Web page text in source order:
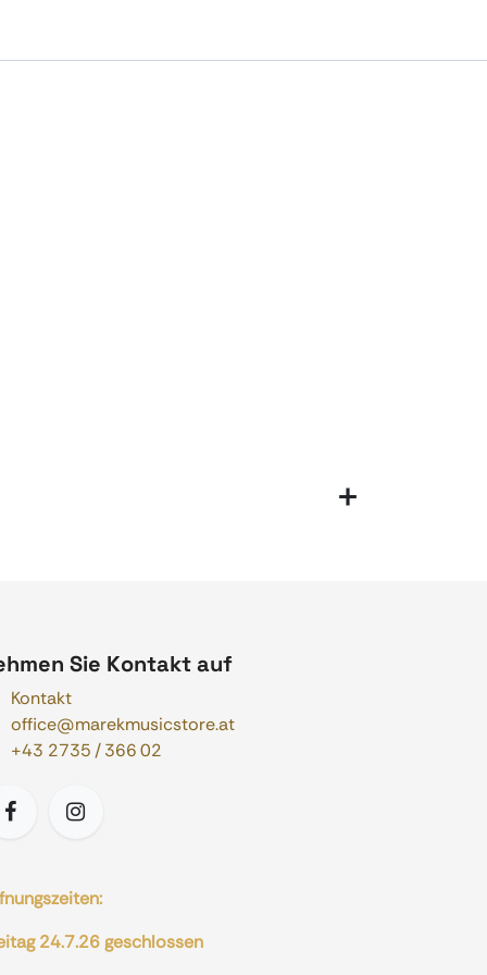
Sie Kontakt auf
Kontakt
office@marekmusicstore.at
+43 2735 / 366 02
24.7.26 geschlossen